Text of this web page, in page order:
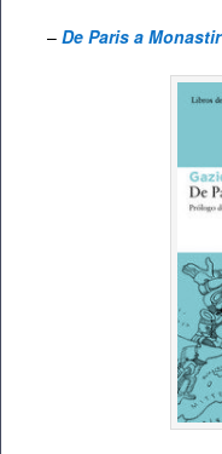
– De Paris a Monastir